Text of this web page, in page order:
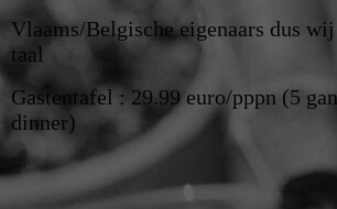
Vlaams/Belgische eigenaars dus
taal
Gastentafel : 29.99 euro/pppn (5
dinner)